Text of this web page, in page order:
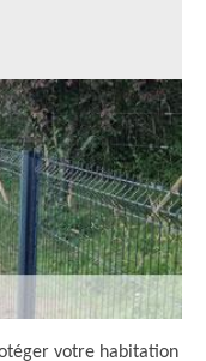
votre habitation